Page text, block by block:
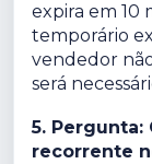
expira em 10
temporário
vendedor
será
5. Pergunta:
recorrente